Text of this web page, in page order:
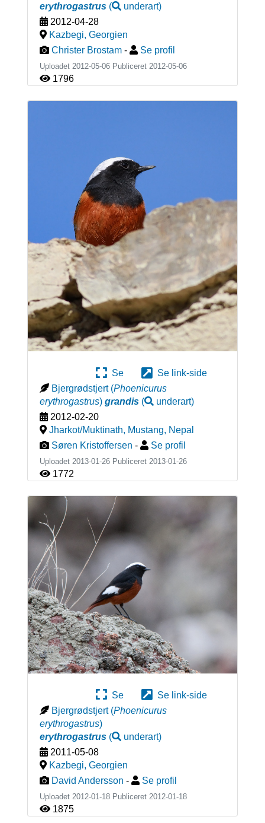
erythrogastrus( underart)
2012-04-28
Kazbegi, Georgien
Christer Brostam - Se profil
Uploadet 2012-05-06 Publiceret 2012-05-06
1796
Se
Se link-side
Bjergrødstjert (Phoenicurus
erythrogastrus) grandis( underart)
2012-02-20
Jharkot/Muktinath, Mustang, Nepal
Søren Kristoffersen - Se profil
Uploadet 2013-01-26 Publiceret 2013-01-26
1772
Se
Se link-side
Bjergrødstjert (Phoenicurus
erythrogastrus)
erythrogastrus( underart)
2011-05-08
Kazbegi, Georgien
David Andersson - Se profil
Uploadet 2012-01-18 Publiceret 2012-01-18
1875